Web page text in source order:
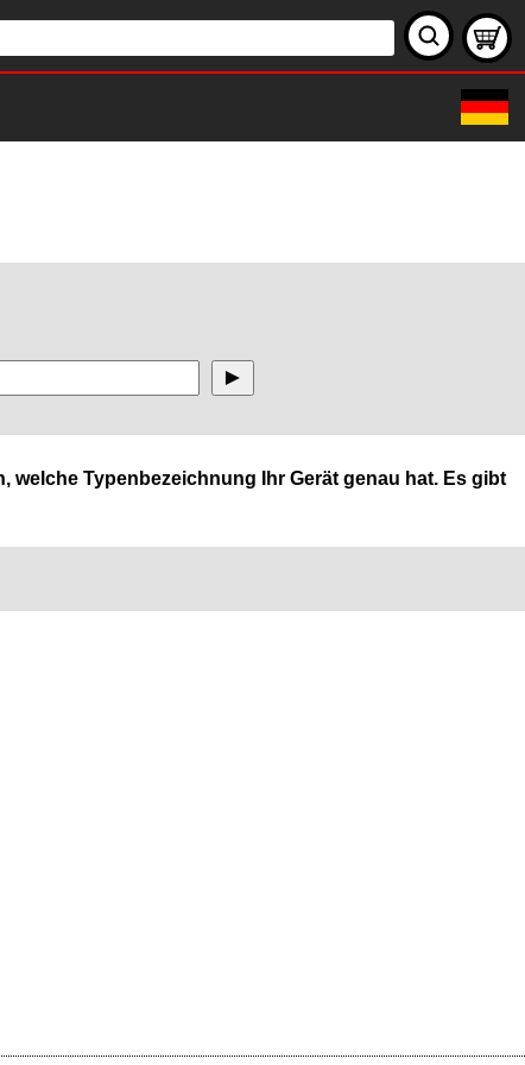
welche Typenbezeichnung Ihr Gerät genau hat. Es gibt